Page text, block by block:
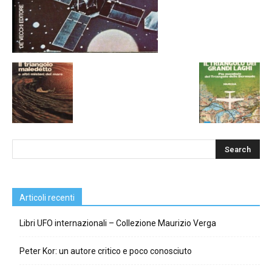
Articoli recenti
Libri UFO internazionali – Collezione Maurizio Verga
Peter Kor: un autore critico e poco conosciuto